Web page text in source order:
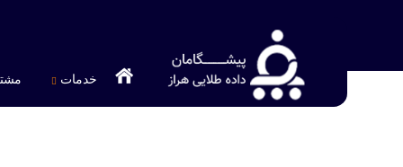
خدمات